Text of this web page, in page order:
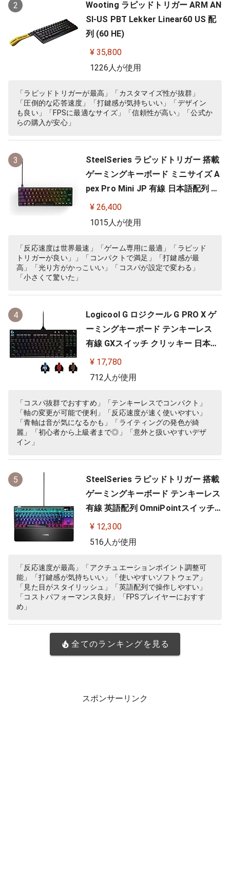
2
Wooting ラピッドトリガー ARM AN
SI-US PBT Lekker Linear60 US 配
列 (60 HE)
¥ 35,800
1226人が使用
「ラピッドトリガーが最高」「カスタマイズ性が抜群」
「圧倒的な応答速度」「打鍵感が気持ちいい」「デザイン
も良い」「FPSに最適なサイズ」「信頼性が高い」「公式か
らの購入が安心」
3
SteelSeries ラピッドトリガー 搭載
ゲーミングキーボード ミニサイズ A
pex Pro Mini JP 有線 日本語配列 O
mniPointスイッチ 2ーinー1アクシ
ョンキー 搭載 64825 ブラック
¥ 26,400
1015人が使用
「反応速度は世界最速」「ゲーム専用に最適」「ラピッド
トリガーが良い」」「コンパクトで満足」「打鍵感が最
高」「光り方がかっこいい」「コスパが設定で変わる」
「小さくて驚いた」
4
Logicool G ロジクール G PRO X ゲ
ーミングキーボード テンキーレス
有線 GXスイッチ クリッキー 日本語
配列 LIGHTSYNC RGB 着脱式ケーブ
ル G-PKB-002 国内正規品 【 ファイ
】
¥ 17,780
712人が使用
「コスパ抜群でおすすめ」「テンキーレスでコンパクト」
「軸の変更が可能で便利」「反応速度が速く使いやすい」
「青軸は音が気になるかも」「ライティングの発色が綺
麗」「初心者から上級者まで◎」「意外と扱いやすいデザ
イン」
5
SteelSeries ラピッドトリガー 搭載
ゲーミングキーボード テンキーレス
有線 英語配列 OmniPointスイッチ
有機ELディスプレイ搭載 Apex Pro
TKL US 64734 ブラック
¥ 12,300
516人が使用
「反応速度が最高」「アクチュエーションポイント調整可
能」「打鍵感が気持ちいい」「使いやすいソフトウェア」
「見た目がスタイリッシュ」「英語配列で操作しやすい」
「コストパフォーマンス良好」「FPSプレイヤーにおすす
め」
全てのランキングを見る
スポンサーリンク